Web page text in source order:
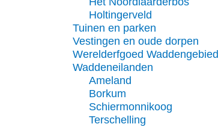
Holtingerveld
Tuinen en parken
Vestingen en oude dorpen
Werelderfgoed Waddengebied
Waddeneilanden
Ameland
Borkum
Schiermonnikoog
Terschelling